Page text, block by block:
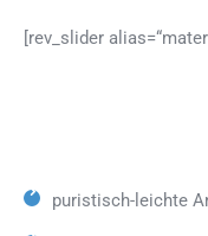
[rev_slider
puristisch-leichte